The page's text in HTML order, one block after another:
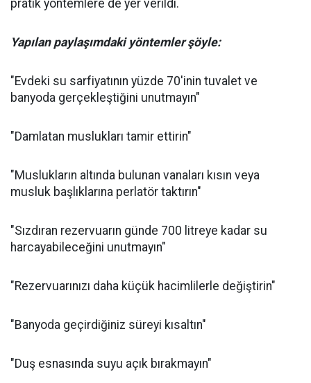
pratik yöntemlere de yer verildi.
Yapılan paylaşımdaki yöntemler şöyle:
"Evdeki su sarfiyatının yüzde 70'inin tuvalet ve
banyoda gerçekleştiğini unutmayın"
"Damlatan muslukları tamir ettirin"
"Muslukların altında bulunan vanaları kısın veya
musluk başlıklarına perlatör taktırın"
"Sızdıran rezervuarın günde 700 litreye kadar su
harcayabileceğini unutmayın"
"Rezervuarınızı daha küçük hacimlilerle değiştirin"
"Banyoda geçirdiğiniz süreyi kısaltın"
"Duş esnasında suyu açık bırakmayın"